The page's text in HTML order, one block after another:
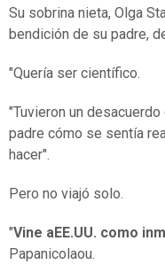
Su sobrina nieta, Olga
bendición de su padre,
"Quería ser científico.
"Tuvieron un
padre cómo se sentía
hacer".
Pero no viajó solo.
"Vine aEE.UU. como
Papanicolaou.